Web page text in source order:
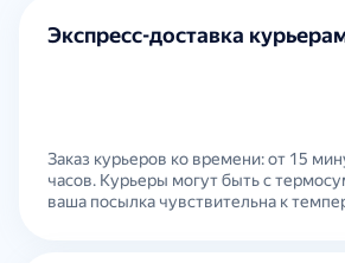
Экспресс-доставка
Заказ курьеров ко времени: от 15
часов. Курьеры могут быть с
ваша посылка чувствительна к